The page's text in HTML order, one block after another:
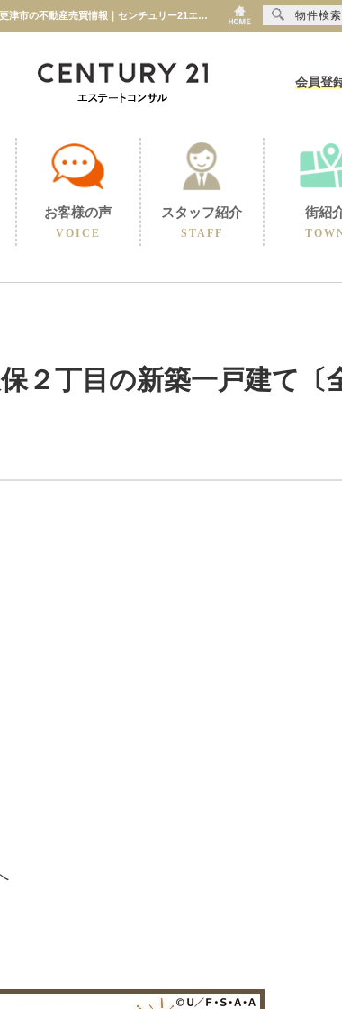
【新着物件】君津市北久保２丁目の新築一戸建て〔全２棟〕【2024-01-30更新】物件情報 | 君津市・木更津市の不動産売買情報｜センチュリー21エステートコンサル
会員登
お客様の声
VOICE
スタッフ紹介
STAFF
街紹
２丁目の新築一戸建て〔
物件検索